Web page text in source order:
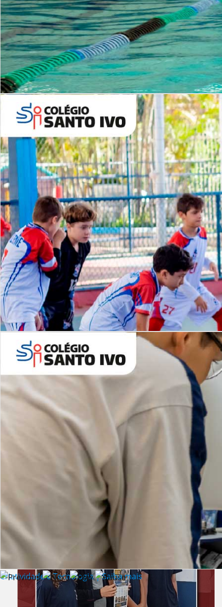
Período Integral | Saiba mais
Desafios | Saiba mais
Criatividade e Tecnologia | Saiba mais
INSTITUCIONAL
Lista de vídeos
NOSSOCANAL